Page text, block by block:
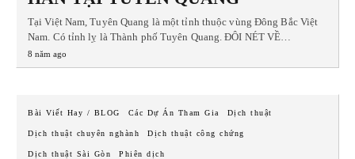
Tại Việt Nam, Tuyên Quang là một tỉnh thuộc vùng Đông Bắc Việt
Nam. Có tỉnh lỵ là Thành phố Tuyên Quang. ĐÔI NÉT VỀ…
8 năm ago
Bài Viết Hay / BLOG Các Dự Án Tham Gia Dịch thuật
Dịch thuật chuyên nghành Dịch thuật công chứng
Dịch thuật Sài Gòn Phiên dịch